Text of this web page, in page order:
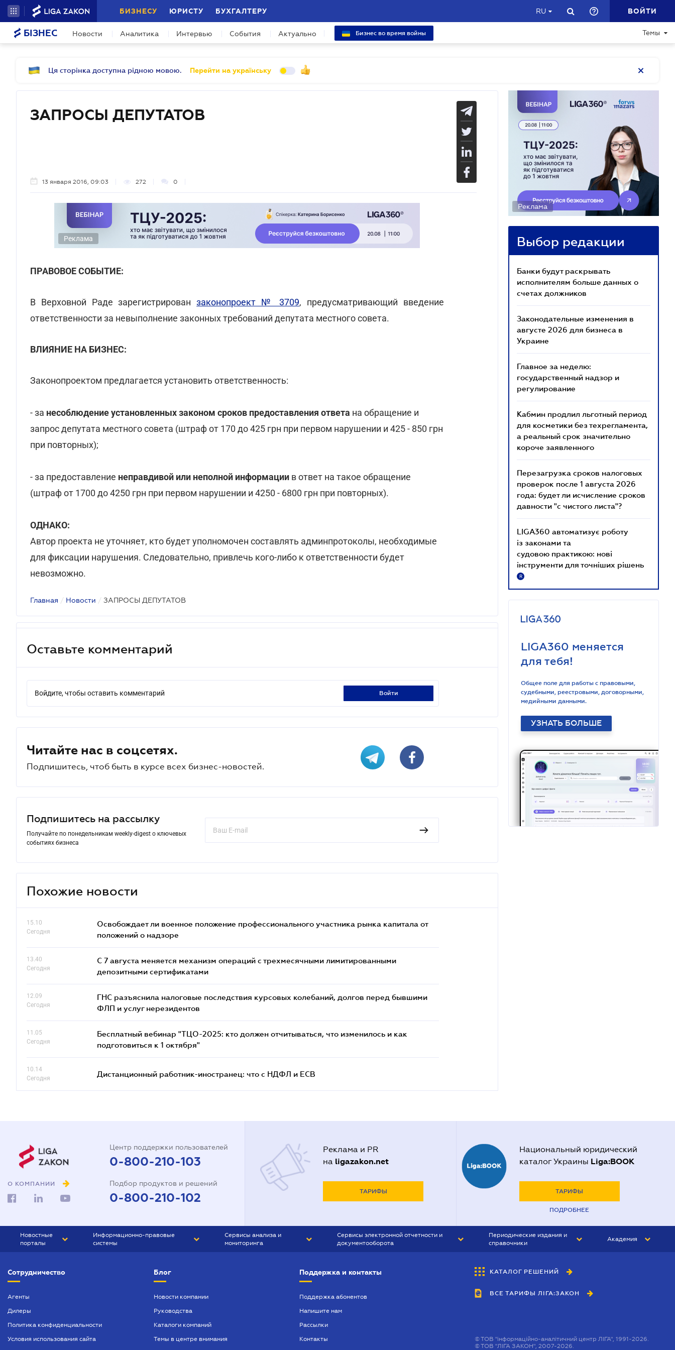
БИЗНЕСУ ЮРИСТУ БУХГАЛТЕРУ RU ВОЙТИ
БІЗНЕС Новости Аналитика Интервью События Актуально Бизнес во время войны Темы
Ця сторінка доступна рідною мовою. Перейти на українську
ЗАПРОСЫ ДЕПУТАТОВ
13 января 2016, 09:03 272 0
Реклама
ПРАВОВОЕ СОБЫТИЕ:
В Верховной Раде зарегистрированзаконопроект № 3709, предусматривающий введение
ответственности за невыполнение законных требований депутата местного совета.
ВЛИЯНИЕ НА БИЗНЕС:
Законопроектом предлагается установить ответственность:
- за несоблюдение установленных законом сроков предоставления ответа на обращение и
запрос депутата местного совета (штраф от 170 до 425 грн при первом нарушении и 425 - 850 грн
при повторных);
- за предоставление неправдивой или неполной информации в ответ на такое обращение
(штраф от 1700 до 4250 грн при первом нарушении и 4250 - 6800 грн при повторных).
ОДНАКО:
Автор проекта не уточняет, кто будет уполномочен составлять админпротоколы, необходимые
для фиксации нарушения. Следовательно, привлечь кого-либо к ответственности будет
невозможно.
Главная / Новости / ЗАПРОСЫ ДЕПУТАТОВ
Оставьте комментарий
Войдите, чтобы оставить комментарий войти
Читайте нас в соцсетях.
Подпишитесь, чтоб быть в курсе всех бизнес-новостей.
Подпишитесь на рассылку
Получайте по понедельникам weekly-digest о ключевых
событиях бизнеса
Похожие новости
15.10
Сегодня
Освобождает ли военное положение профессионального участника рынка капитала от
положений о надзоре
13.40
Сегодня
С 7 августа меняется механизм операций с трехмесячными лимитированными
депозитными сертификатами
12.09
Сегодня
ГНС разъяснила налоговые последствия курсовых колебаний, долгов перед бывшими
ФЛП и услуг нерезидентов
11.05
Сегодня
Бесплатный вебинар "ТЦО-2025: кто должен отчитываться, что изменилось и как
подготовиться к 1 октября"
10.14
Сегодня
Дистанционный работник-иностранец: что с НДФЛ и ЕСВ
Реклама
Выбор редакции
Банки будут раскрывать
исполнителям больше данных о
счетах должников
Законодательные изменения в
августе 2026 для бизнеса в
Украине
Главное за неделю:
государственный надзор и
регулирование
Кабмин продлил льготный период
для косметики без техрегламента,
а реальный срок значительно
короче заявленного
Перезагрузка сроков налоговых
проверок после 1 августа 2026
года: будет ли исчисление сроков
давности "с чистого листа"?
LIGA360 автоматизує роботу
із законами та
судовою практикою: нові
інструменти для точніших рішень
R
LIGA360 меняется
для тебя!
Общее поле для работы с правовыми,
судебными, реестровыми, договорными,
медийными данными.
УЗНАТЬ БОЛЬШЕ
О КОМПАНИИ
Центр поддержки пользователей
0-800-210-103
Подбор продуктов и решений
0-800-210-102
Реклама и PR
на ligazakon.net
ТАРИФЫ
Национальный юридический
каталог Украины Liga:BOOK
ТАРИФЫ
ПОДРОБНЕЕ
Новостные
порталы
БИЗНЕС
Информационно-правовые
системы
БУХГАЛТЕР ПРОФ
ЮРИСТ ПРОФ
Сервисы анализа и
мониторинга
Сервисы электронной отчетности и
документооборота
Периодические издания и
справочники
БУХГАЛТЕР&ЗАКОН
ВЕСТНИК МСФО
Академия
Сотрудничество
Агенты
Дилеры
Политика конфиденциальности
Условия использования сайта
Блог
Новости компании
Руководства
Каталоги компаний
Темы в центре внимания
Поддержка и контакты
Поддержка абонентов
Напишите нам
Рассылки
Контакты
КАТАЛОГ РЕШЕНИЙ
ВСЕ ТАРИФЫ ЛІГА:ЗАКОН
©ТОВ "інформаційно-аналітичний центр ЛІГА", 1991-2026.
©ТОВ "ЛІГА ЗАКОН", 2007-2026.